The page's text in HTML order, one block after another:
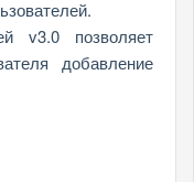
v3.0 позволяет
добавление